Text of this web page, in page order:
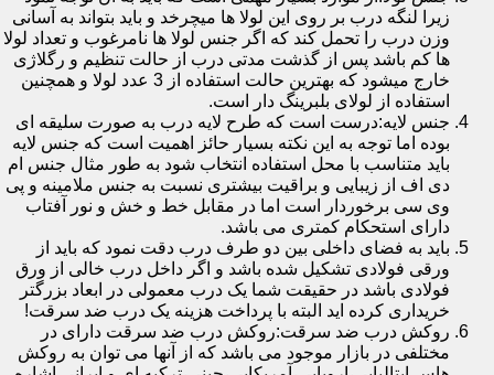
زیرا لنگه درب بر روی این لولا ها میچرخد و باید بتواند به آسانی
وزن درب را تحمل کند که اگر جنس لولا ها نامرغوب و تعداد لولا
ها کم باشد پس از گذشت مدتی درب از حالت تنظیم و رگلاژی
خارج میشود که بهترین حالت استفاده از 3 عدد لولا و همچنین
استفاده از لولای بلبرینگ دار است.
جنس لایه:درست است که طرح لایه درب به صورت سلیقه ای
بوده اما توجه به این نکته بسیار حائز اهمیت است که جنس لایه
باید متناسب با محل استفاده انتخاب شود به طور مثال جنس ام
دی اف از زیبایی و براقیت بیشتری نسبت به جنس ملامینه و پی
وی سی برخوردار است اما در مقابل خط و خش و نور آفتاب
دارای استحکام کمتری می باشد.
باید به فضای داخلی بین دو طرف درب دقت نمود که باید از
ورقی فولادی تشکیل شده باشد و اگر داخل درب خالی از ورق
فولادی باشد در حقیقت شما یک درب معمولی در ابعاد بزرگتر
خریداری کرده اید البته با پرداخت هزینه یک درب ضد سرقت!
روکش درب ضد سرقت:روکش درب ضد سرقت دارای در
مختلفی در بازار موجود می باشد که از آنها می توان به روکش